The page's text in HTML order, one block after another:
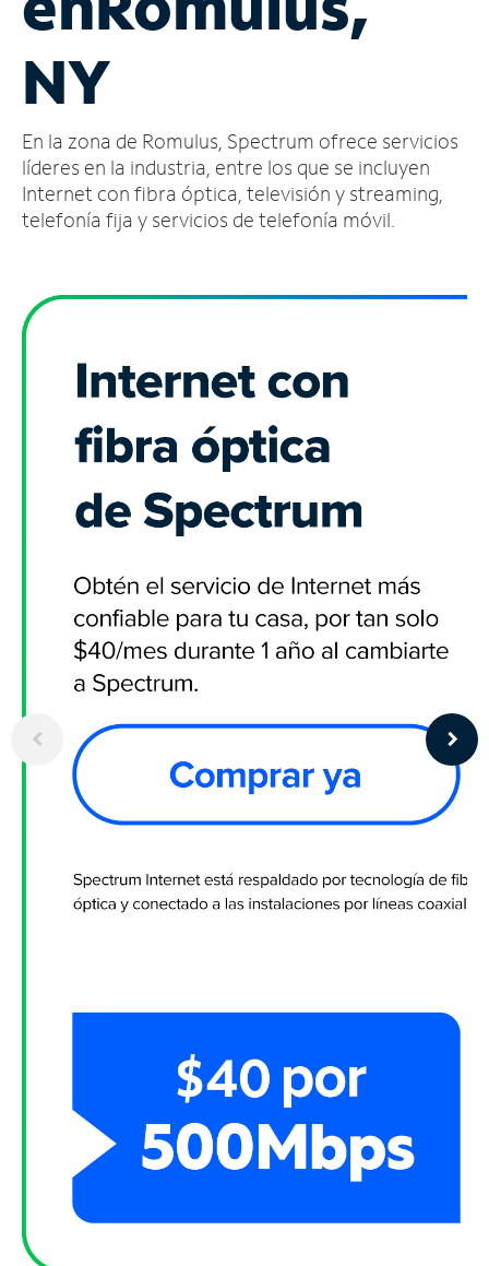
cuenta
Encuentra
tienda
NY
En la zona de Romulus, Spectrum ofrece servicios
líderes en la industria, entre los que se incluyen
Internet con fibra óptica, televisión y streaming,
telefonía fija y servicios de telefonía móvil.